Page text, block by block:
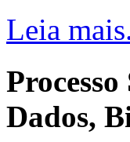
Leia
Dados,